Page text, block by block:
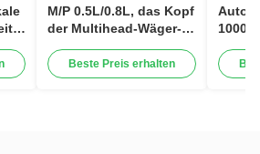
M/P 0.5L/0.8L, das Kopf
der Multihead-Wäger-
Rosine mischt,
trocknete Kiwi Dried
Beste Preis erhalten